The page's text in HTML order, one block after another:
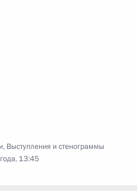
, Выступления и стенограммы
13:45